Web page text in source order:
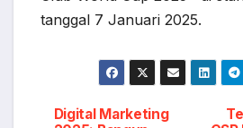
tanggal 7 Januari 2025.
Digital Marketing